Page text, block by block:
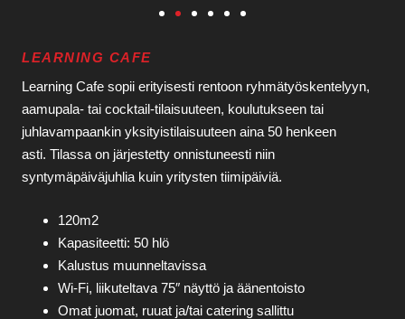
LEARNING CAFE
Learning Cafe sopii erityisesti rentoon ryhmätyöskentelyyn,
aamupala- tai cocktail-tilaisuuteen, koulutukseen tai
juhlavampaankin yksityistilaisuuteen aina 50 henkeen
asti. Tilassa on järjestetty onnistuneesti niin
syntymäpäiväjuhlia kuin yritysten tiimipäiviä.
120m2
Kapasiteetti: 50 hlö
Kalustus muunneltavissa
Wi‑Fi, liikuteltava 75″ näyttö ja äänentoisto
Omat juomat, ruuat ja/tai catering sallittu